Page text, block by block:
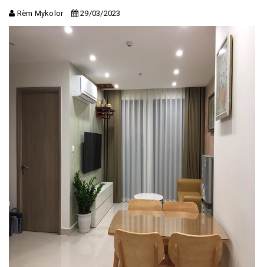
Rèm Mykolor 29/03/2023